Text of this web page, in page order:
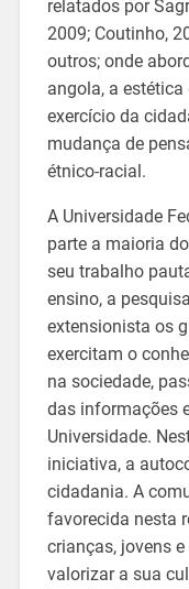
relatados por
2009; Coutinho,
outros; onde
angola, a
exercício da
mudança de
étnico-racial.
A Universidade
parte a maioria
seu trabalho
ensino, a
extensionista os
exercitam o
na sociedade,
das informações
Universidade.
iniciativa, a
cidadania. A
favorecida nesta
crianças, jovens
valorizar a sua